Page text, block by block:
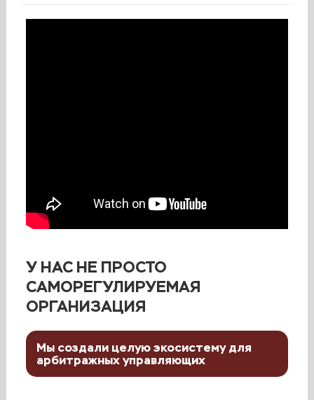
У НАС НЕ ПРОСТО
CАМОРЕГУЛИРУЕМАЯ
ОРГАНИЗАЦИЯ
Мы создали целую экосистему для
арбитражных управляющих